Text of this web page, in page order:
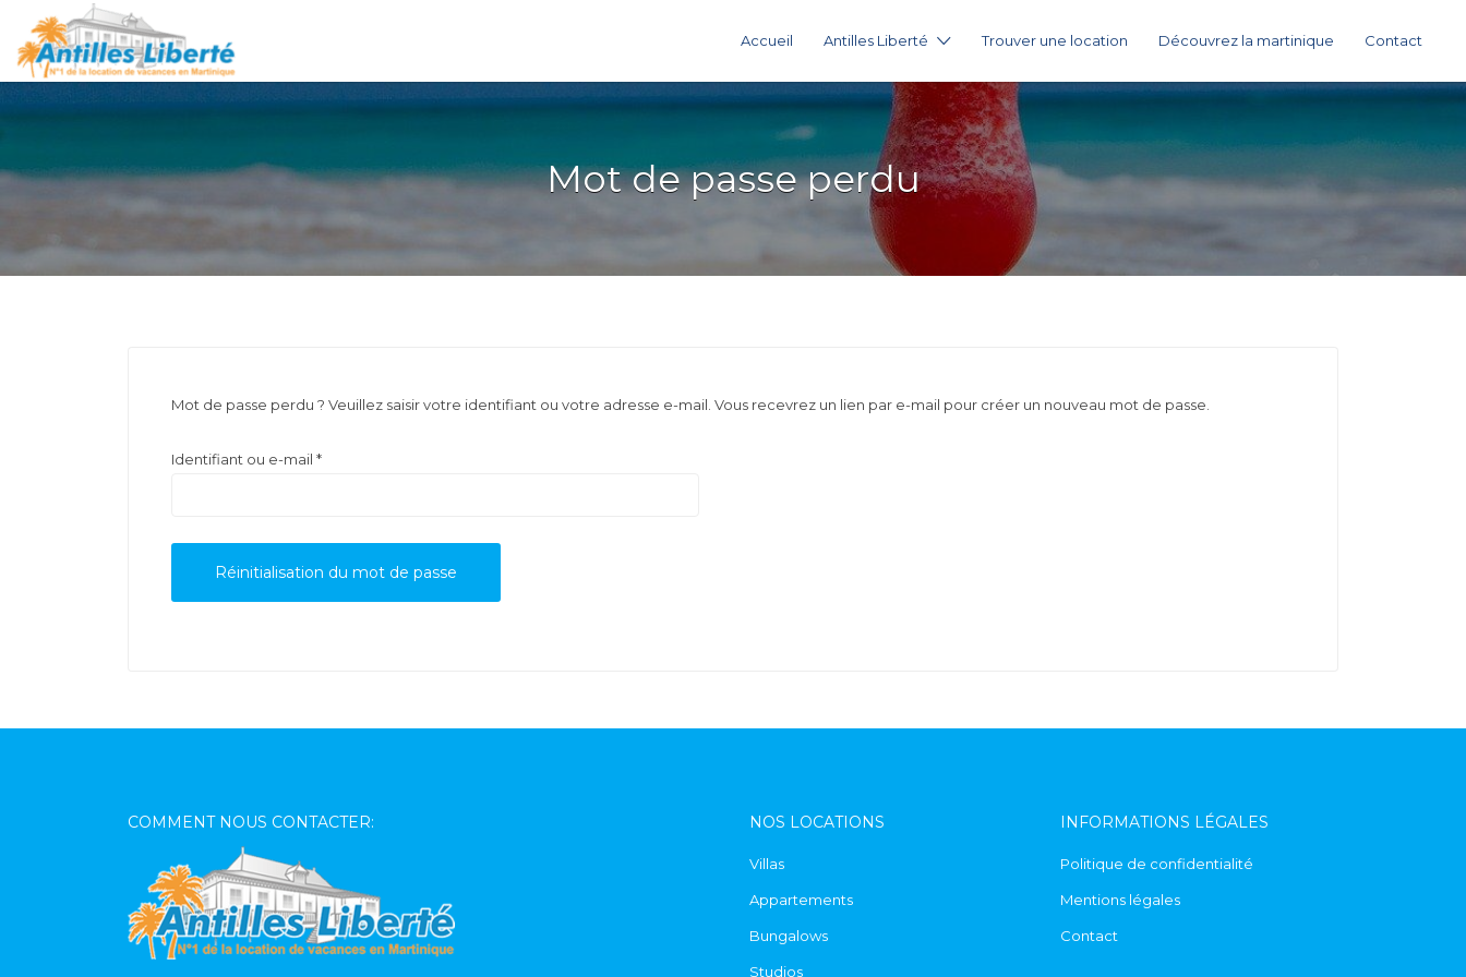
Accueil Antilles Liberté Trouver une location Découvrez la martinique Contact
Rechercher:
Mot de passe perdu
Mot de passe perdu ? Veuillez saisir votre identifiant ou votre adresse e-mail. Vous recevrez un lien par e-mail pour créer un nouveau mot de passe.
Identifiant ou e-mail *Obligatoire
Réinitialisation du mot de passe
COMMENT NOUS CONTACTER: NOS LOCATIONS
Villas
Appartements
Bungalows
Studios
INFORMATIONS LÉGALES
Politique de confidentialité
Mentions légales
Contact